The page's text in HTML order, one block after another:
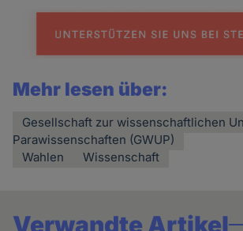
Mehr lesen über:
Gesellschaft zur wissenschaftlichen
Parawissenschaften (GWUP)
Wahlen
Wissenschaft
Verwandte Artikel